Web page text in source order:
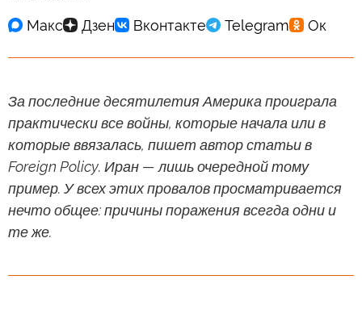
За последние десятилетия Америка проиграла
практически все войны, которые начала или в
которые ввязалась, пишет автор статьи в
Foreign Policy. Иран — лишь очередной тому
пример. У всех этих провалов просматривается
нечто общее: причины поражения всегда одни и
те же.